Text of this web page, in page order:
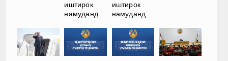
иштирок
намуданд
иштирок
намуданд